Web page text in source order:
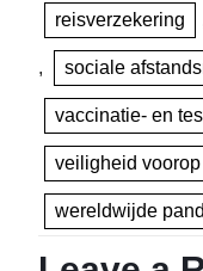
reisverzekering
, sociale
vaccinatie- en
veiligheid
wereldwijde